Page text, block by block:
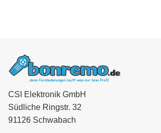
CSI Elektronik GmbH
Südliche Ringstr. 32
91126 Schwabach